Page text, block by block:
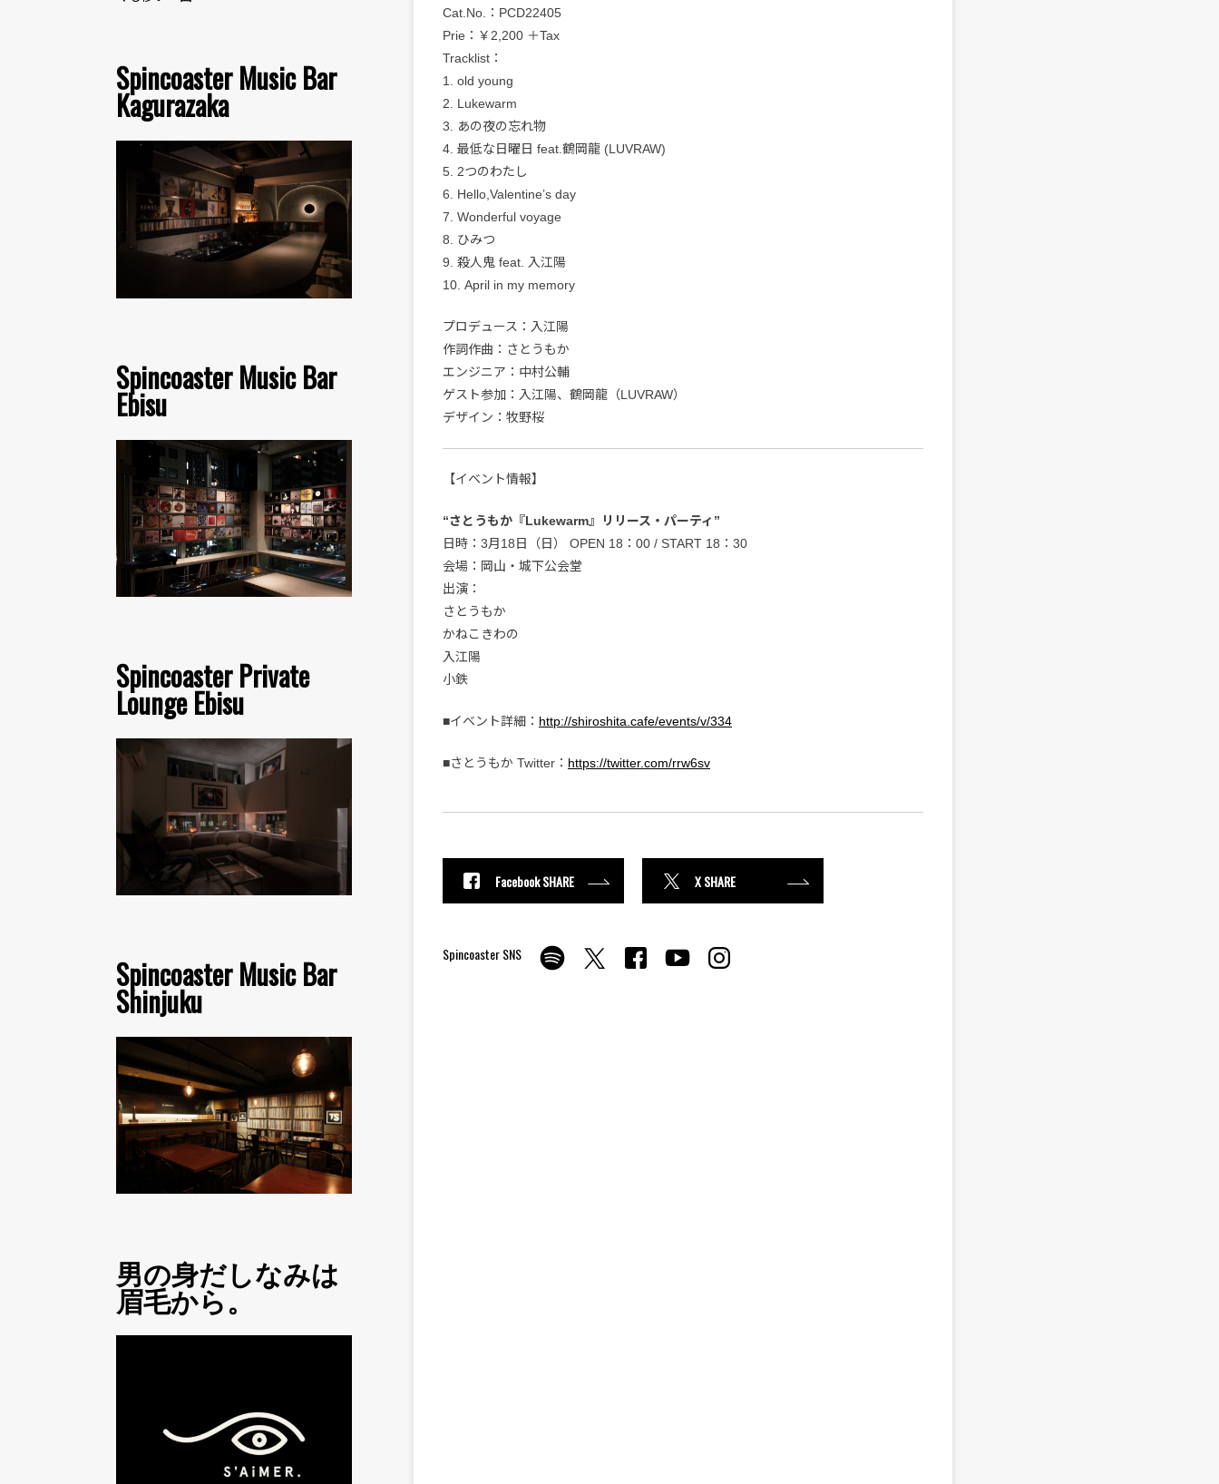
Spincoaster Music Bar
Kagurazaka
Spincoaster Music Bar
Ebisu
Spincoaster Private
Lounge Ebisu
Spincoaster Music Bar
Shinjuku
男の身だしなみは
眉毛から。
Cat.No.：PCD22405
Prie：￥2,200 ＋Tax
Tracklist：
1. old young
2. Lukewarm
3. あの夜の忘れ物
4. 最低な日曜日 feat.鶴岡龍 (LUVRAW)
5. 2つのわたし
6. Hello,Valentine’s day
7. Wonderful voyage
8. ひみつ
9. 殺人鬼 feat. 入江陽
10. April in my memory
プロデュース：入江陽
作詞作曲：さとうもか
エンジニア：中村公輔
ゲスト参加：入江陽、鶴岡龍（LUVRAW）
デザイン：牧野桜
【イベント情報】
“さとうもか『Lukewarm』リリース・パーティ”
日時：3月18日（日） OPEN 18：00 / START 18：30
会場：岡山・城下公会堂
出演：
さとうもか
かねこきわの
入江陽
小鉄
■イベント詳細： http://shiroshita.cafe/events/v/334
■さとうもか Twitter： https://twitter.com/rrw6sv
Facebook SHARE X SHARE
Spincoaster SNS